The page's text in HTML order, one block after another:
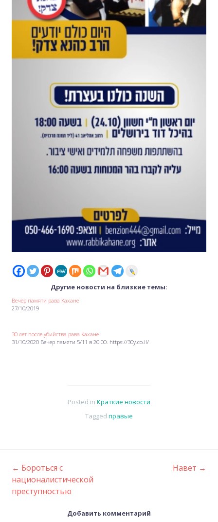
Другие новости на близкие темы:
Вечер памяти рава Кахане
27/10/2019
30 лет после убийства рава Кахане
31/10/2020 Вечер памяти 5/11 в 20:00. https://30y.co.il/
Posted in Краткие новости
Tagged правые
Post
navigation
← Бороться с
националистической
преступностью
Навет →
Добавить комментарий